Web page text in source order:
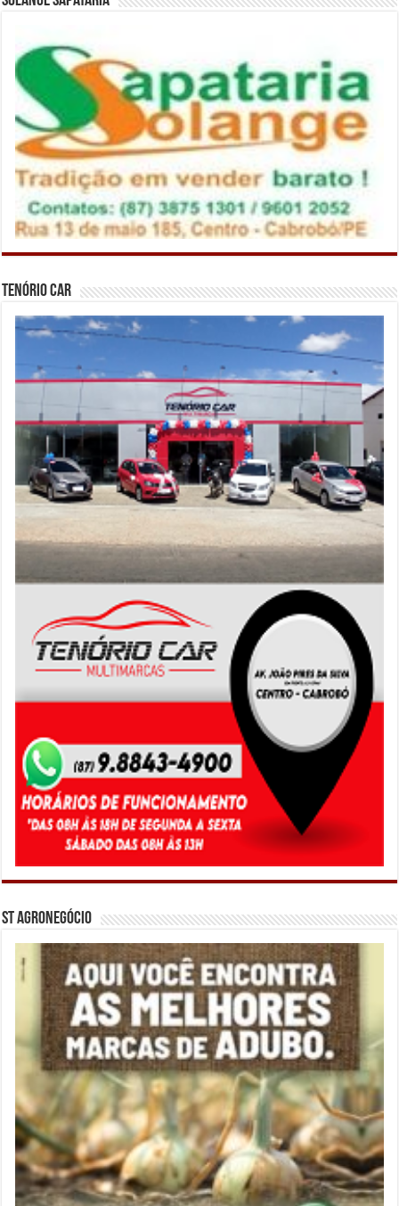
Tenório Car
ST Agronegócio